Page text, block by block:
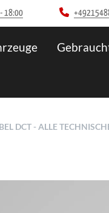
18:00
DCT - ALLE